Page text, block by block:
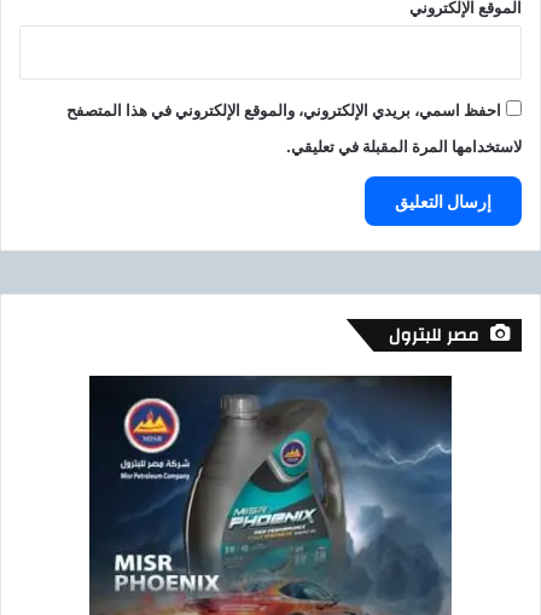
الموقع الإلكتروني
احفظ اسمي، بريدي الإلكتروني، والموقع الإلكتروني في هذا المتصفح
لاستخدامها المرة المقبلة في تعليقي.
مصر للبترول